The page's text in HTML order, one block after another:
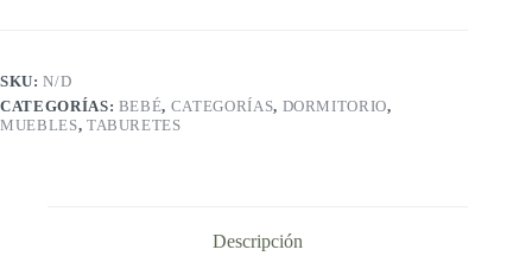
estable
con
función
SKU:N/D
CATEGORÍAS: BEBÉ, CATEGORÍAS, DORMITORIO,
MUEBLES, TABURETES
Descripción